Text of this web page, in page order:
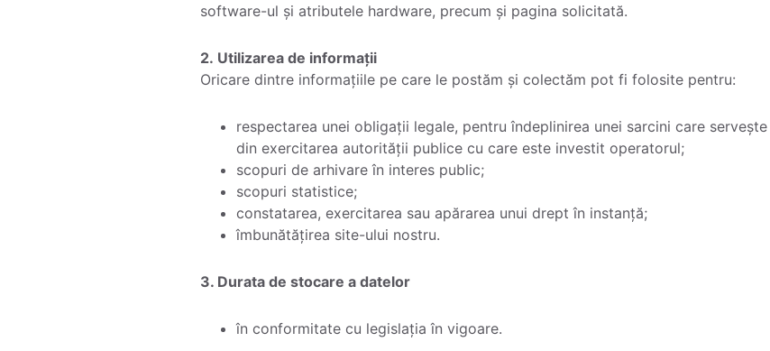
software-ul și atributele hardware, precum și pagina solicitată.
2. Utilizarea de informații
Oricare dintre informațiile pe care le postăm și colectăm pot fi folosite pentru:
respectarea unei obligații legale, pentru îndeplinirea unei sarcini care
din exercitarea autorității publice cu care este investit operatorul;
scopuri de arhivare în interes public;
scopuri statistice;
constatarea, exercitarea sau apărarea unui drept în instanță;
îmbunătățirea site-ului nostru.
3. Durata de stocare a datelor
în conformitate cu legislația în vigoare.